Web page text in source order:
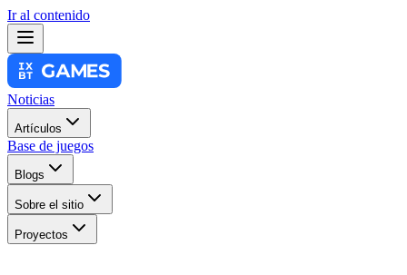
Ir al contenido
Noticias
Artículos
Base de juegos
Blogs
Sobre el sitio
Proyectos